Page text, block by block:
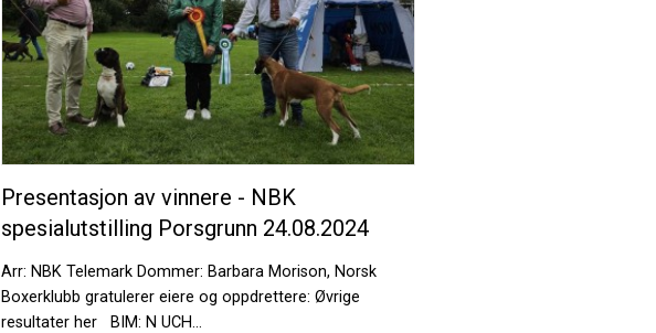
Presentasjon av vinnere - NBK
spesialutstilling Porsgrunn 24.08.2024
Arr: NBK Telemark Dommer: Barbara Morison, Norsk
Boxerklubb gratulerer eiere og oppdrettere: Øvrige
resultater her BIM: N UCH...